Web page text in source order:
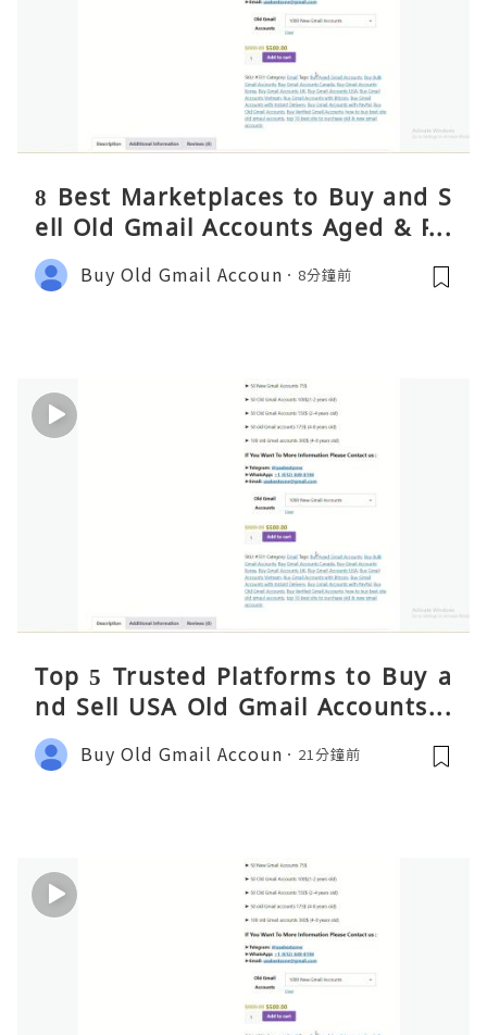
8 Best Marketplaces to Buy and S
ell Old Gmail Accounts Aged & PV
A Safely (Any Country) – 2026 Gui
de
Buy Old Gmail Accoun 8分鐘前
Top 5 Trusted Platforms to Buy a
nd Sell USA Old Gmail Accounts S
afely 2026
Buy Old Gmail Accoun 21分鐘前